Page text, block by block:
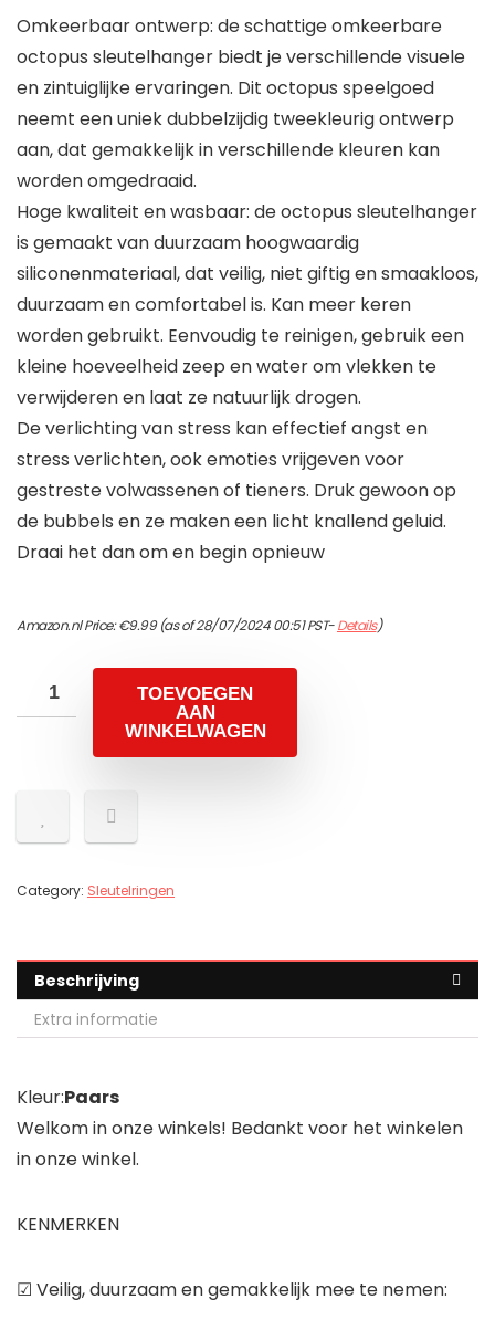
Omkeerbaar ontwerp: de schattige omkeerbare
octopus sleutelhanger biedt je verschillende visuele
en zintuiglijke ervaringen. Dit octopus speelgoed
neemt een uniek dubbelzijdig tweekleurig ontwerp
aan, dat gemakkelijk in verschillende kleuren kan
worden omgedraaid.
Hoge kwaliteit en wasbaar: de octopus sleutelhanger
is gemaakt van duurzaam hoogwaardig
siliconenmateriaal, dat veilig, niet giftig en smaakloos,
duurzaam en comfortabel is. Kan meer keren
worden gebruikt. Eenvoudig te reinigen, gebruik een
kleine hoeveelheid zeep en water om vlekken te
verwijderen en laat ze natuurlijk drogen.
De verlichting van stress kan effectief angst en
stress verlichten, ook emoties vrijgeven voor
gestreste volwassenen of tieners. Druk gewoon op
de bubbels en ze maken een licht knallend geluid.
Draai het dan om en begin opnieuw
Amazon.nl Price:€9.99(as of 28/07/2024 00:51 PST-Details)
TOEVOEGEN
AAN
WINKELWAGEN
Category: Sleutelringen
Beschrijving
Extra informatie
Kleur:Paars
Welkom in onze winkels! Bedankt voor het winkelen
in onze winkel.
KENMERKEN
☑ Veilig, duurzaam en gemakkelijk mee te nemen: